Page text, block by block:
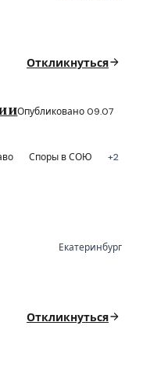
Откликнуться
Опубликовано 09.07
Споры в СОЮ
+2
Екатеринбург
Откликнуться